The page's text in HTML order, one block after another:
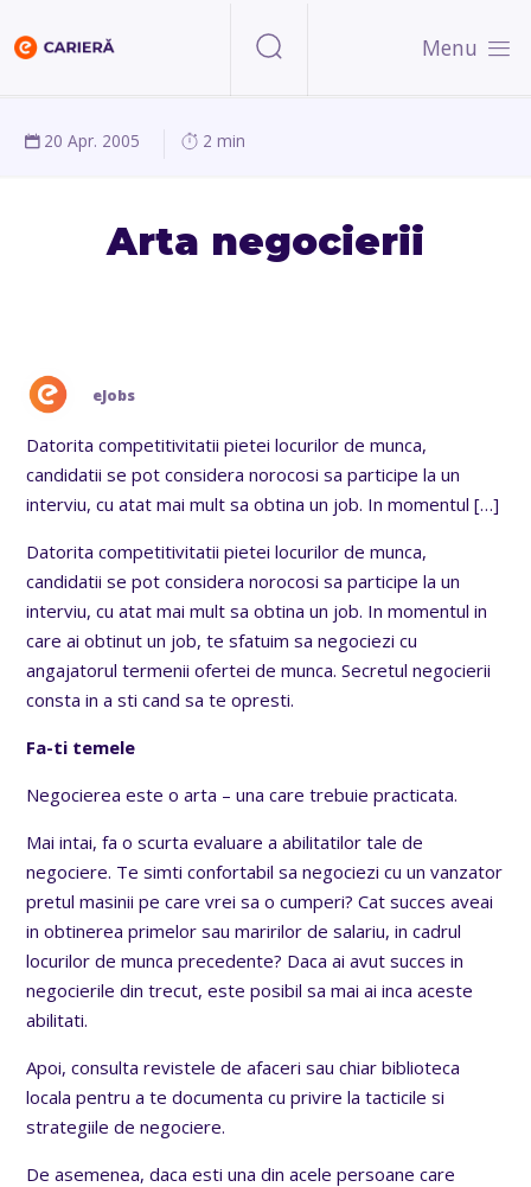
Menu
20 Apr. 2005 2 min
Arta negocierii
eJobs
Datorita competitivitatii pietei locurilor de munca,
candidatii se pot considera norocosi sa participe la un
interviu, cu atat mai mult sa obtina un job. In momentul […]
Datorita competitivitatii pietei locurilor de munca,
candidatii se pot considera norocosi sa participe la un
interviu, cu atat mai mult sa obtina un job. In momentul in
care ai obtinut un job, te sfatuim sa negociezi cu
angajatorul termenii ofertei de munca. Secretul negocierii
consta in a sti cand sa te opresti.
Fa-ti temele
Negocierea este o arta – una care trebuie practicata.
Mai intai, fa o scurta evaluare a abilitatilor tale de
negociere. Te simti confortabil sa negociezi cu un vanzator
pretul masinii pe care vrei sa o cumperi? Cat succes aveai
in obtinerea primelor sau maririlor de salariu, in cadrul
locurilor de munca precedente? Daca ai avut succes in
negocierile din trecut, este posibil sa mai ai inca aceste
abilitati.
Apoi, consulta revistele de afaceri sau chiar biblioteca
locala pentru a te documenta cu privire la tacticile si
strategiile de negociere.
De asemenea, daca esti una din acele persoane care